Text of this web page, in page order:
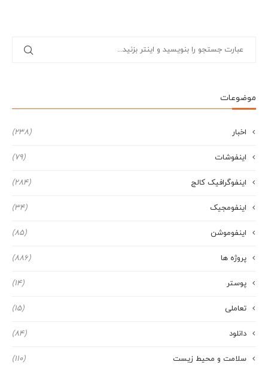
موضوعات
اخبار (238)
اینفوشات (79)
اینفوگرافیک کالج (284)
اینفومجیک (34)
اینفوموشن (85)
پروژه ها (886)
پوستر (14)
تعاملی (15)
دانلود (84)
سلامت و محیط زیست (110)